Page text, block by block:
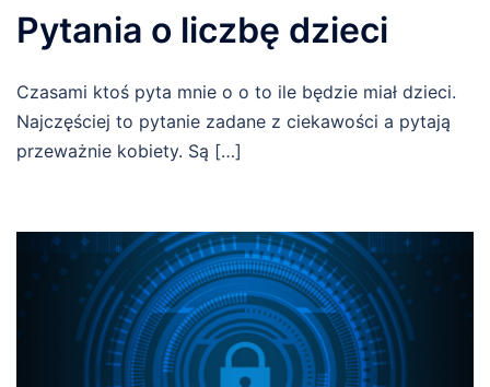
Pytania o liczbę dzieci
Czasami ktoś pyta mnie o o to ile będzie miał dzieci.
Najczęściej to pytanie zadane z ciekawości a pytają
przeważnie kobiety. Są […]